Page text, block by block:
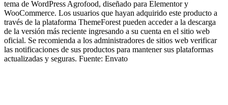
tema de WordPress Agrofood, diseñado para Elementor y
WooCommerce. Los usuarios que hayan adquirido este producto a
través de la plataforma ThemeForest pueden acceder a la descarga
de la versión más reciente ingresando a su cuenta en el sitio web
oficial. Se recomienda a los administradores de sitios web verificar
las notificaciones de sus productos para mantener sus plataformas
actualizadas y seguras. Fuente: Envato